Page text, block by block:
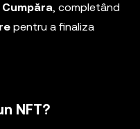
Cumpăra, completând
pentru a finaliza
NFT?